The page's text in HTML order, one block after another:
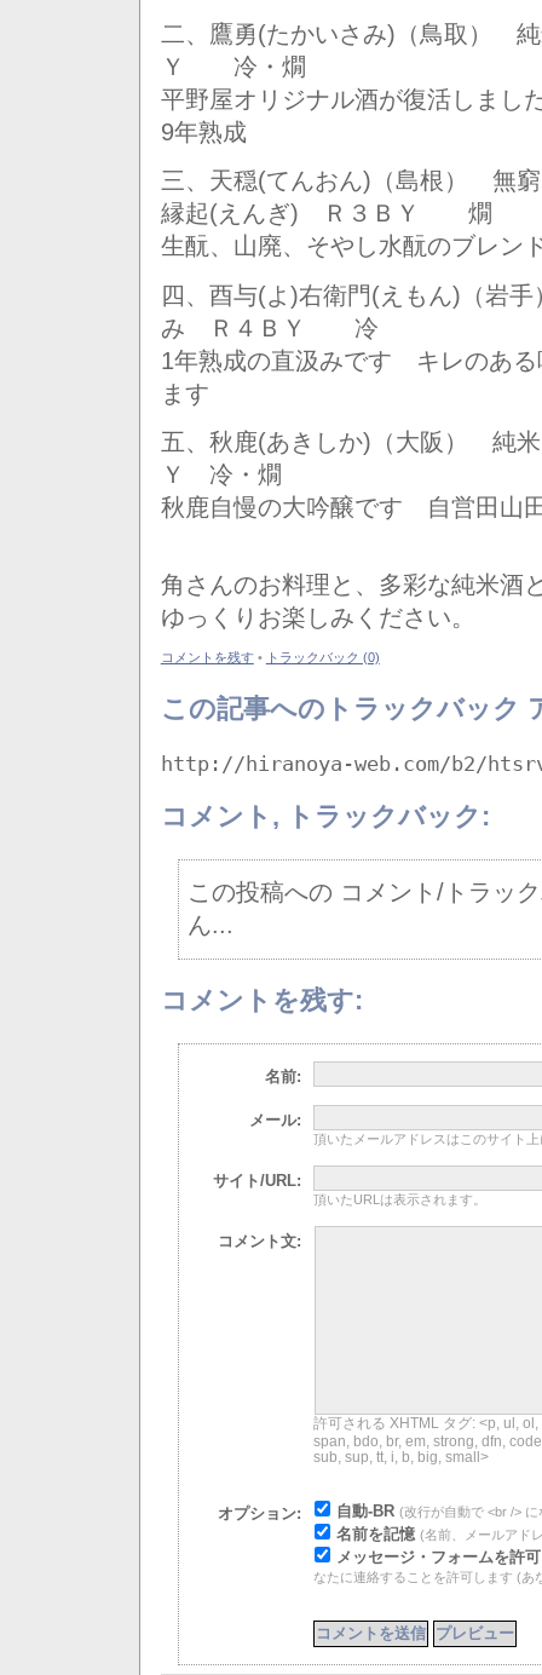
二、鷹勇(たかいさみ)（鳥取）
Ｙ 冷・燗
平野屋オリジナル酒が復活しま
9年熟成
三、天穏(てんおん)（島根） 無
縁起(えんぎ) Ｒ３ＢＹ 燗
生酛、山廃、そやし水酛のブレ
四、酉与(よ)右衛門(えもん)（岩
み Ｒ４ＢＹ 冷
1年熟成の直汲みです キレのある
ます
五、秋鹿(あきしか)（大阪） 純
Ｙ 冷・燗
秋鹿自慢の大吟醸です 自営田山
角さんのお料理と、多彩な純米酒
ゆっくりお楽しみください。
コメントを残す• トラックバック (0)
この記事へのトラックバック
http://hiranoya-web.com/b2/
コメント, トラックバック:
この投稿への コメント/トラッ
ん...
コメントを残す:
名前:
メール:
頂いたメールアドレスはこのサイト
サイト/URL:
頂いたURLは表示されます。
コメント文:
許可される XHTML タグ: <p, ul,
span, bdo, br, em, strong, dfn,
sub, sup, tt, i, b, big, small>
オプション: 自動-BR (改行が自動で <br /> に
名前を記憶 (名前、メールアド
メッセージ・フォームを許可
なたに連絡することを許可します (